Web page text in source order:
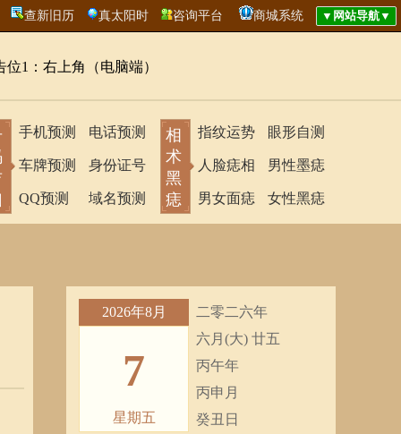
查新旧历 真太阳时 咨询平台 商城系统
位1：右上角（电脑端）
手机预测
车牌预测
QQ预测
电话预测
身份证号
域名预测
相
术
黑
痣
指纹运势
人脸痣相
男女面痣
眼形自测
男性墨痣
女性黑痣
2026年8月
7
星期五
二零二六年
六月(大) 廿五
丙午年
丙申月
癸丑日